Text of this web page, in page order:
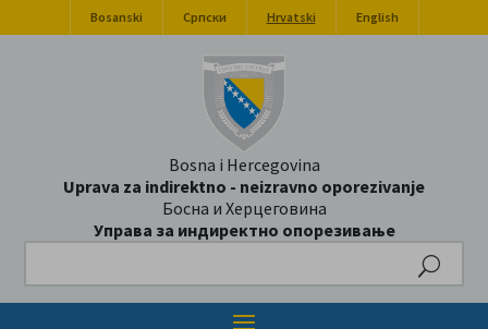
Bosanski Српски Hrvatski English
Bosna i Hercegovina
Uprava za indirektno - neizravno oporezivanje
Босна и Херцеговина
Управа за индиректно опорезивање